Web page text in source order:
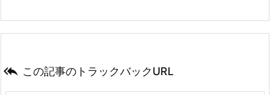
 この記事のトラックバックURL